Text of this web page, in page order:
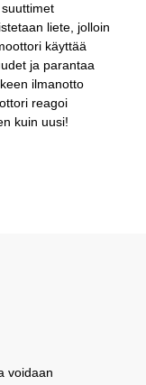
liete, jolloin
käyttää
ja parantaa
ilmanotto
reagoi
kuin uusi!
voidaan